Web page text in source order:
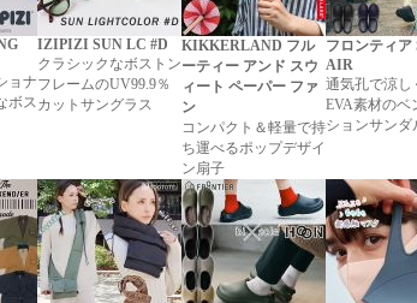
ョナ
ボス
IZIPIZI SUN LC #D
クラシックなボストン
フレームのUV99.9％
カットサングラス
KIKKERLAND フル
ーティー アンド スウ
ィート ペーパー ファ
ン
コンパクト＆軽量で持
ち運べるポップデザイ
ン扇子
フロンティア
AIR
通気孔で涼し
EVA素材のベ
ションサンダ